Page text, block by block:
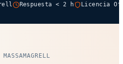
Respuesta < 2 h Licencia